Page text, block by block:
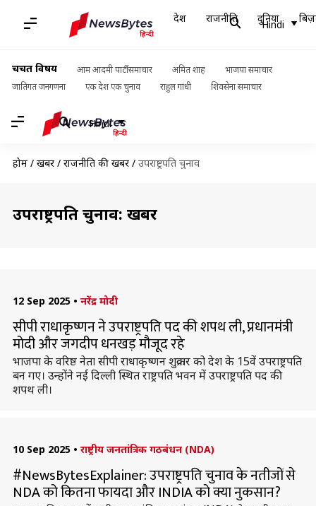
देश राजनीति दुनिया
Hindi
चर्चित विषय आम आदमी पार्टी समाचार अमित शाह
भाजपा समाचार
जातिगत जनगणना
एक देश एक चुनाव राहुल गांधी शिवसेना समाचार
Hindi
होम / खबरें / राजनीति की खबरें / उपराष्ट्रपति चुनाव
उपराष्ट्रपति चुनाव: खबरें
12 Sep 2025 • नरेंद्र मोदी
सीपी राधाकृष्णन ने उपराष्ट्रपति पद की शपथ ली, प्रधानमंत्री
मोदी और जगदीप धनखड़ मौजूद रहे
भाजपा के वरिष्ठ नेता सीपी राधाकृष्णन शुक्रवार को देश के 15वें उपराष्ट्रपति
बन गए। उन्होंने नई दिल्ली स्थित राष्ट्रपति भवन में उपराष्ट्रपति पद की
शपथ ली।
10 Sep 2025 • राष्ट्रीय जनतांत्रिक गठबंधन (NDA)
#NewsBytesExplainer: उपराष्ट्रपति चुनाव के नतीजों से
NDA को कितना फायदा और INDIA को क्या नुकसान?